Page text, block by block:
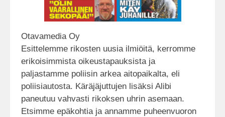
Otavamedia Oy
Esittelemme rikosten uusia ilmiöitä, kerromme
erikoisimmista oikeustapauksista ja
paljastamme poliisin arkea aitopaikalta, eli
poliisiautosta. Käräjäjuttujen lisäksi Alibi
paneutuu vahvasti rikoksen uhrin asemaan.
Etsimme epäkohtia ja annamme puheenvuoron